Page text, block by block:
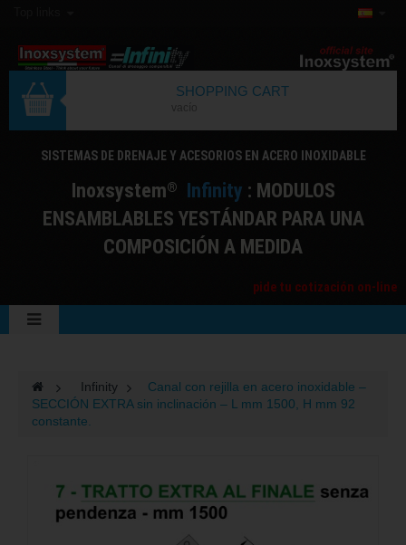
SHOPPING CART
SISTEMAS DE DRENAJE Y ACESORIOS EN ACERO INOXIDABLE
Inoxsystem® Infinity : MODULOS
ENSAMBLABLES YESTÁNDAR PARA UNA
COMPOSICIÓN A MEDIDA
pide tu cotización on-line
> Infinity >
Canal con rejilla en acero inoxidable –
SECCIÓN EXTRA sin inclinación – L mm 1500, H mm 92
constante.